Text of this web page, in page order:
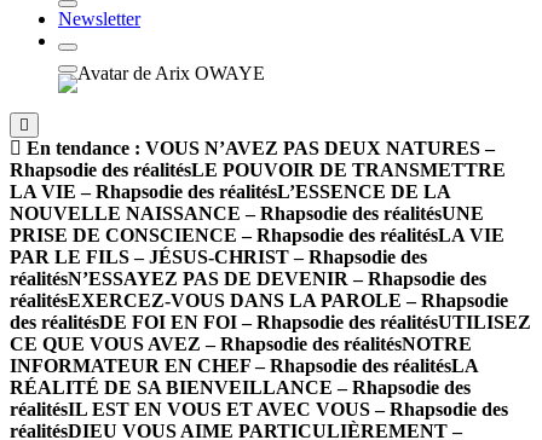
Newsletter
En tendance : VOUS N’AVEZ PAS DEUX NATURES –
Rhapsodie des réalitésLE POUVOIR DE TRANSMETTRE
LA VIE – Rhapsodie des réalitésL’ESSENCE DE LA
NOUVELLE NAISSANCE – Rhapsodie des réalitésUNE
PRISE DE CONSCIENCE – Rhapsodie des réalitésLA VIE
PAR LE FILS – JÉSUS-CHRIST – Rhapsodie des
réalitésN’ESSAYEZ PAS DE DEVENIR – Rhapsodie des
réalitésEXERCEZ-VOUS DANS LA PAROLE – Rhapsodie
des réalitésDE FOI EN FOI – Rhapsodie des réalitésUTILISEZ
CE QUE VOUS AVEZ – Rhapsodie des réalitésNOTRE
INFORMATEUR EN CHEF – Rhapsodie des réalitésLA
RÉALITÉ DE SA BIENVEILLANCE – Rhapsodie des
réalitésIL EST EN VOUS ET AVEC VOUS – Rhapsodie des
réalitésDIEU VOUS AIME PARTICULIÈREMENT –